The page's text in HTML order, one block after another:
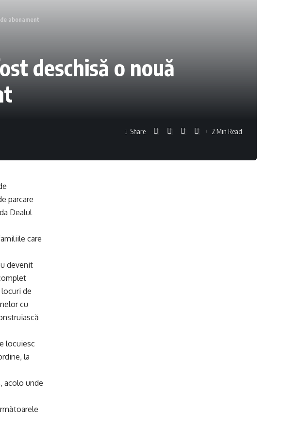
abonament
deschisă o nouă
Share 2 Min Read
parcare
Dealul
care
devenit
de
cu
locuiesc
la
acolo unde